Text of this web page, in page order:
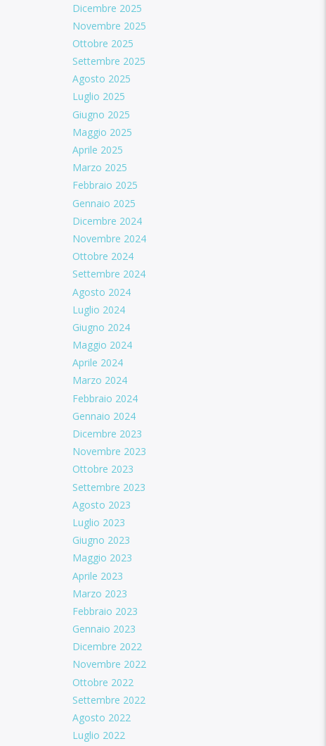
Dicembre 2025
Novembre 2025
Ottobre 2025
Settembre 2025
Agosto 2025
Luglio 2025
Giugno 2025
Maggio 2025
Aprile 2025
Marzo 2025
Febbraio 2025
Gennaio 2025
Dicembre 2024
Novembre 2024
Ottobre 2024
Settembre 2024
Agosto 2024
Luglio 2024
Giugno 2024
Maggio 2024
Aprile 2024
Marzo 2024
Febbraio 2024
Gennaio 2024
Dicembre 2023
Novembre 2023
Ottobre 2023
Settembre 2023
Agosto 2023
Luglio 2023
Giugno 2023
Maggio 2023
Aprile 2023
Marzo 2023
Febbraio 2023
Gennaio 2023
Dicembre 2022
Novembre 2022
Ottobre 2022
Settembre 2022
Agosto 2022
Luglio 2022